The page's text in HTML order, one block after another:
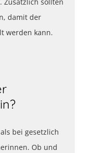
damit der
werden kann.
bei gesetzlich
Ob und